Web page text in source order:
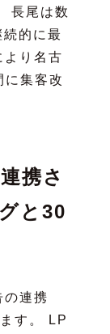
長尾は数
的に最
より名古
に集客改
携さ
と30
の連携
す。 LP